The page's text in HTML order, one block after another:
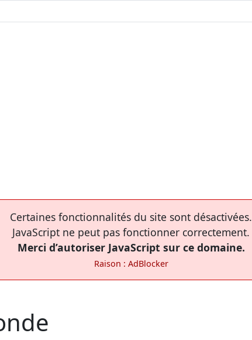
Certaines fonctionnalités du site sont désactivées.
JavaScript ne peut pas fonctionner correctement.
Merci d’autoriser JavaScript sur ce domaine.
Raison : AdBlocker